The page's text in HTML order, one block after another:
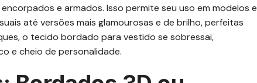
e armados. Isso permite seu uso em modelos e
até versões mais glamourosas e de brilho, perfeitas
o tecido bordado para vestido se sobressai,
e cheio de personalidade.